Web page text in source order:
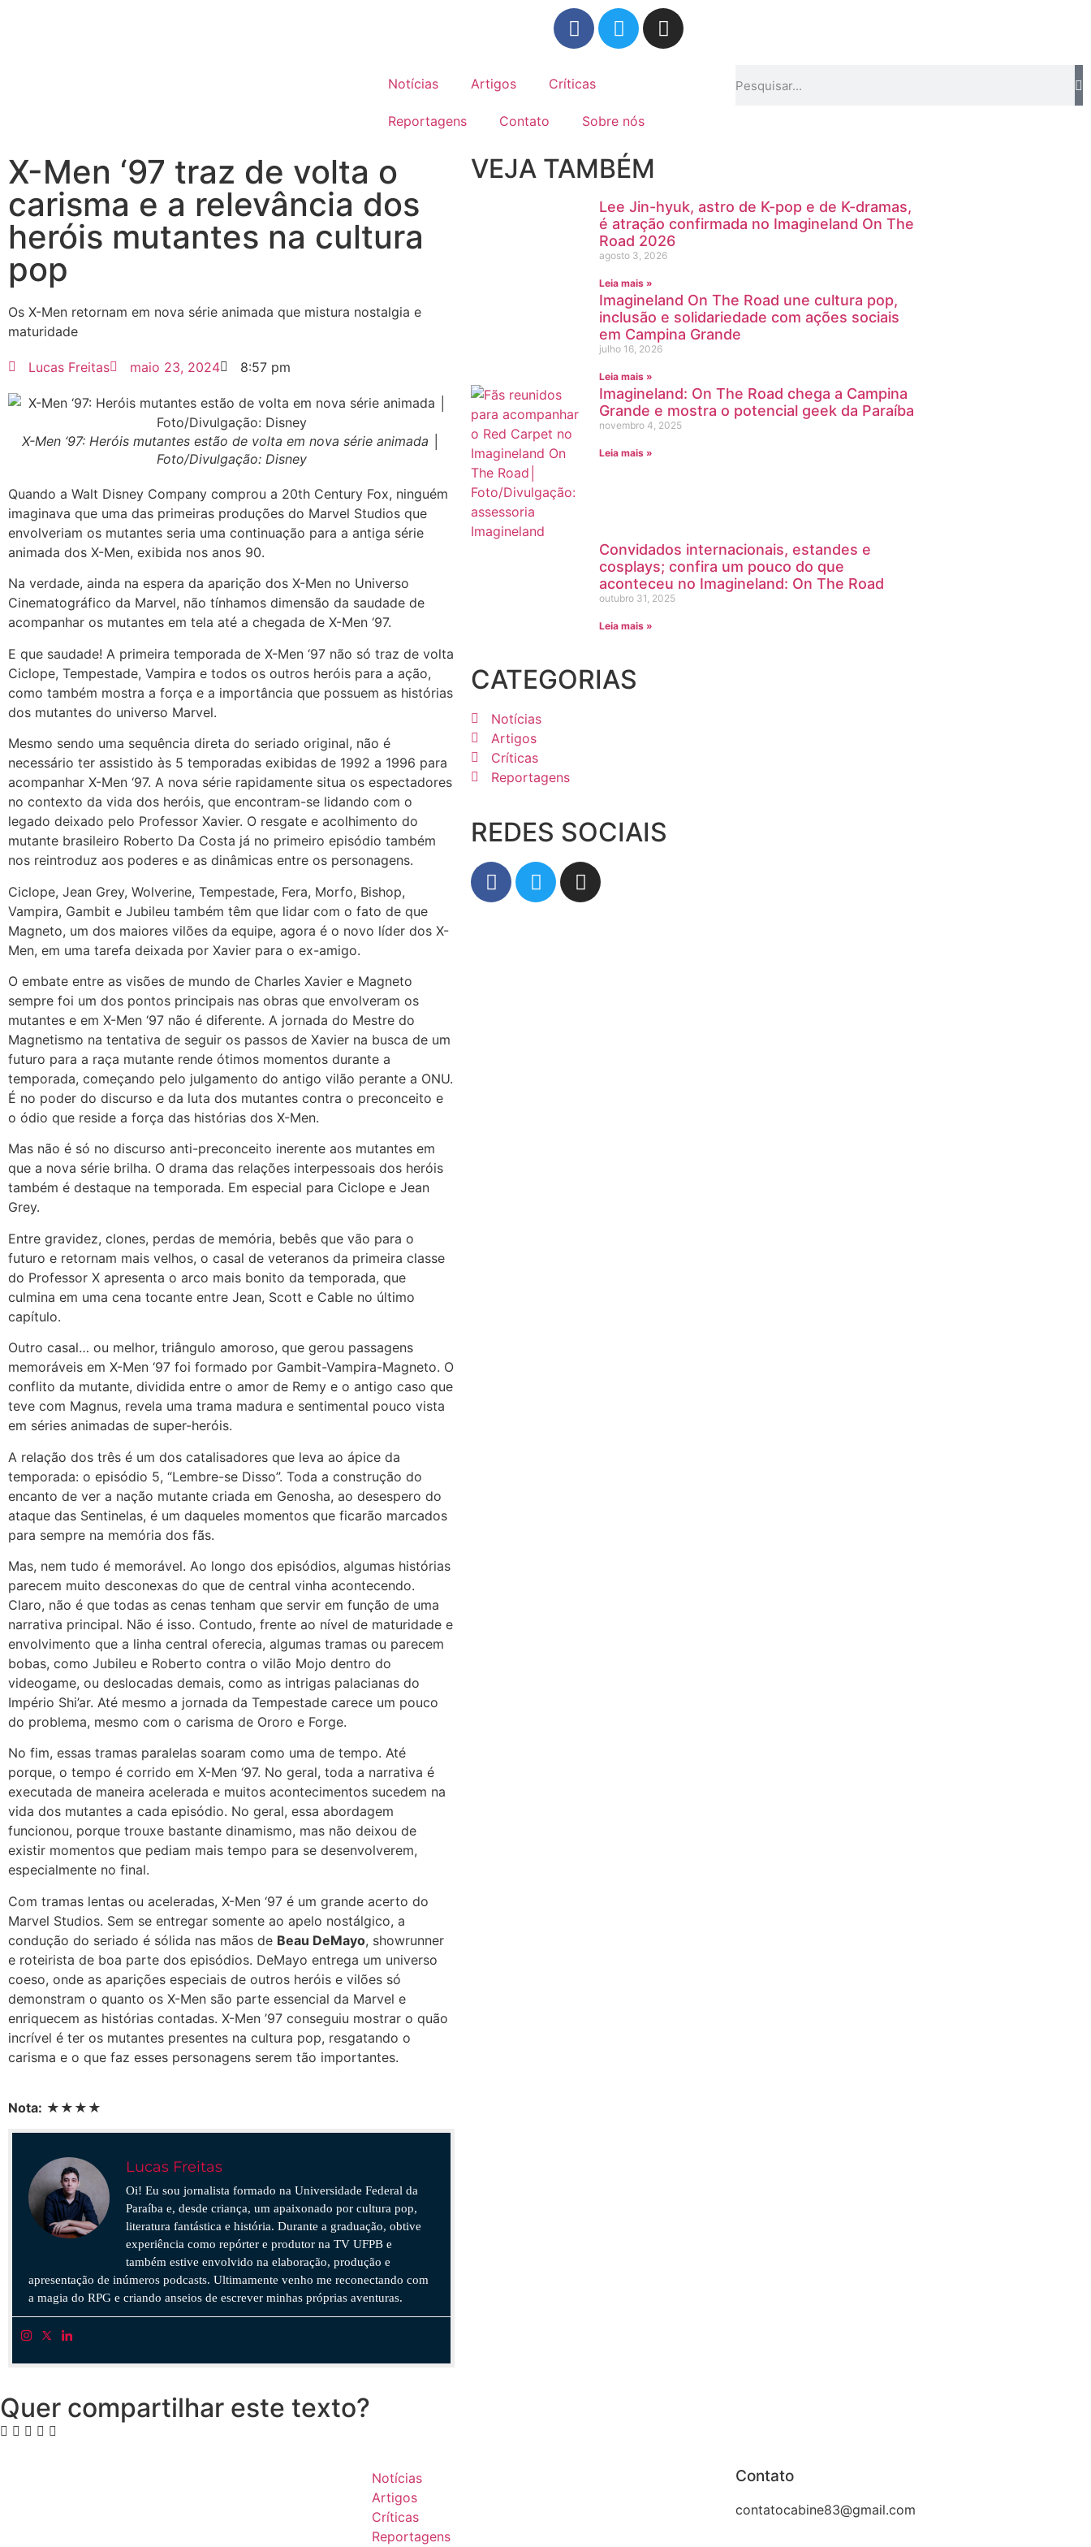
Notícias Artigos Críticas
Reportagens Contato Sobre nós
X-Men ‘97 traz de volta o
carisma e a relevância dos
heróis mutantes na cultura
pop
Os X-Men retornam em nova série animada que mistura nostalgia e
maturidade
Lucas Freitas maio 23, 2024 8:57 pm
X-Men ‘97: Heróis mutantes estão de volta em nova série animada │
Foto/Divulgação: Disney
Quando a Walt Disney Company comprou a 20th Century Fox, ninguém
imaginava que uma das primeiras produções do Marvel Studios que
envolveriam os mutantes seria uma continuação para a antiga série
animada dos X-Men, exibida nos anos 90.
Na verdade, ainda na espera da aparição dos X-Men no Universo
Cinematográfico da Marvel, não tínhamos dimensão da saudade de
acompanhar os mutantes em tela até a chegada de X-Men ‘97.
E que saudade! A primeira temporada de X-Men ‘97 não só traz de volta
Ciclope, Tempestade, Vampira e todos os outros heróis para a ação,
como também mostra a força e a importância que possuem as histórias
dos mutantes do universo Marvel.
Mesmo sendo uma sequência direta do seriado original, não é
necessário ter assistido às 5 temporadas exibidas de 1992 a 1996 para
acompanhar X-Men ‘97. A nova série rapidamente situa os espectadores
no contexto da vida dos heróis, que encontram-se lidando com o
legado deixado pelo Professor Xavier. O resgate e acolhimento do
mutante brasileiro Roberto Da Costa já no primeiro episódio também
nos reintroduz aos poderes e as dinâmicas entre os personagens.
Ciclope, Jean Grey, Wolverine, Tempestade, Fera, Morfo, Bishop,
Vampira, Gambit e Jubileu também têm que lidar com o fato de que
Magneto, um dos maiores vilões da equipe, agora é o novo líder dos X-
Men, em uma tarefa deixada por Xavier para o ex-amigo.
O embate entre as visões de mundo de Charles Xavier e Magneto
sempre foi um dos pontos principais nas obras que envolveram os
mutantes e em X-Men ‘97 não é diferente. A jornada do Mestre do
Magnetismo na tentativa de seguir os passos de Xavier na busca de um
futuro para a raça mutante rende ótimos momentos durante a
temporada, começando pelo julgamento do antigo vilão perante a ONU.
É no poder do discurso e da luta dos mutantes contra o preconceito e
o ódio que reside a força das histórias dos X-Men.
Mas não é só no discurso anti-preconceito inerente aos mutantes em
que a nova série brilha. O drama das relações interpessoais dos heróis
também é destaque na temporada. Em especial para Ciclope e Jean
Grey.
Entre gravidez, clones, perdas de memória, bebês que vão para o
futuro e retornam mais velhos, o casal de veteranos da primeira classe
do Professor X apresenta o arco mais bonito da temporada, que
culmina em uma cena tocante entre Jean, Scott e Cable no último
capítulo.
Outro casal… ou melhor, triângulo amoroso, que gerou passagens
memoráveis em X-Men ‘97 foi formado por Gambit-Vampira-Magneto. O
conflito da mutante, dividida entre o amor de Remy e o antigo caso que
teve com Magnus, revela uma trama madura e sentimental pouco vista
em séries animadas de super-heróis.
A relação dos três é um dos catalisadores que leva ao ápice da
temporada: o episódio 5, “Lembre-se Disso”. Toda a construção do
encanto de ver a nação mutante criada em Genosha, ao desespero do
ataque das Sentinelas, é um daqueles momentos que ficarão marcados
para sempre na memória dos fãs.
Mas, nem tudo é memorável. Ao longo dos episódios, algumas histórias
parecem muito desconexas do que de central vinha acontecendo.
Claro, não é que todas as cenas tenham que servir em função de uma
narrativa principal. Não é isso. Contudo, frente ao nível de maturidade e
envolvimento que a linha central oferecia, algumas tramas ou parecem
bobas, como Jubileu e Roberto contra o vilão Mojo dentro do
videogame, ou deslocadas demais, como as intrigas palacianas do
Império Shi’ar. Até mesmo a jornada da Tempestade carece um pouco
do problema, mesmo com o carisma de Ororo e Forge.
No fim, essas tramas paralelas soaram como uma de tempo. Até
porque, o tempo é corrido em X-Men ‘97. No geral, toda a narrativa é
executada de maneira acelerada e muitos acontecimentos sucedem na
vida dos mutantes a cada episódio. No geral, essa abordagem
funcionou, porque trouxe bastante dinamismo, mas não deixou de
existir momentos que pediam mais tempo para se desenvolverem,
especialmente no final.
Com tramas lentas ou aceleradas, X-Men ‘97 é um grande acerto do
Marvel Studios. Sem se entregar somente ao apelo nostálgico, a
condução do seriado é sólida nas mãos de Beau DeMayo, showrunner
e roteirista de boa parte dos episódios. DeMayo entrega um universo
coeso, onde as aparições especiais de outros heróis e vilões só
demonstram o quanto os X-Men são parte essencial da Marvel e
enriquecem as histórias contadas. X-Men ’97 conseguiu mostrar o quão
incrível é ter os mutantes presentes na cultura pop, resgatando o
carisma e o que faz esses personagens serem tão importantes.
Nota: ★★★★
Lucas Freitas
Oi! Eu sou jornalista formado na Universidade Federal da
Paraíba e, desde criança, um apaixonado por cultura pop,
literatura fantástica e história. Durante a graduação, obtive
experiência como repórter e produtor na TV UFPB e
também estive envolvido na elaboração, produção e
apresentação de inúmeros podcasts. Ultimamente venho me reconectando com
a magia do RPG e criando anseios de escrever minhas próprias aventuras.
VEJA TAMBÉM
Lee Jin-hyuk, astro de K-pop e de K-dramas,
é atração confirmada no Imagineland On The
Road 2026
agosto 3, 2026
Leia mais »
Imagineland On The Road une cultura pop,
inclusão e solidariedade com ações sociais
em Campina Grande
julho 16, 2026
Leia mais »
Imagineland: On The Road chega a Campina
Grande e mostra o potencial geek da Paraíba
novembro 4, 2025
Leia mais »
Convidados internacionais, estandes e
cosplays; confira um pouco do que
aconteceu no Imagineland: On The Road
outubro 31, 2025
Leia mais »
CATEGORIAS
Notícias
Artigos
Críticas
Reportagens
REDES SOCIAIS
Quer compartilhar este texto?
Notícias
Artigos
Críticas
Reportagens
Contato
contatocabine83@gmail.com